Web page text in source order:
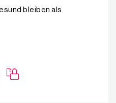
bleiben als